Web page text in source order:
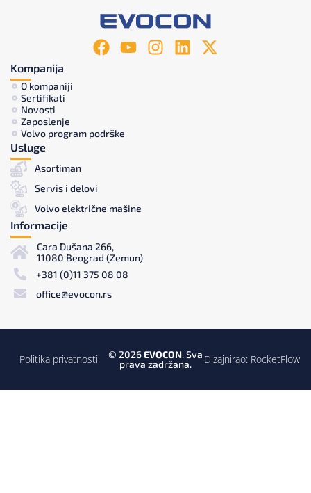
Kompanija
O kompaniji
Sertifikati
Novosti
Zaposlenje
Volvo program podrške
Usluge
Asortiman
Servis i delovi
Volvo električne mašine
Informacije
Cara Dušana 266,
11080 Beograd (Zemun)
+381 (0)11 375 08 08
office@evocon.rs
Politika privatnosti © 2026EVOCON. Sva
prava zadržana.
Dizajnirao: RocketFlow